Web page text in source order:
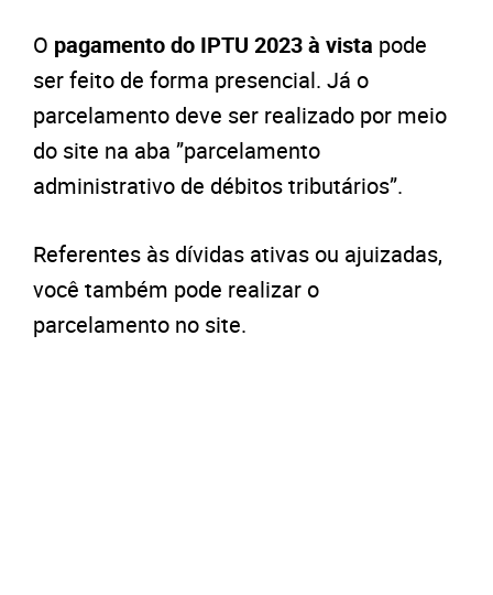
O pagamento do IPTU 2023 à vista pode
ser feito de forma presencial. Já o
parcelamento deve ser realizado por meio
do site na aba ”parcelamento
administrativo de débitos tributários”.
Referentes às dívidas ativas ou ajuizadas,
você também pode realizar o
parcelamento no site.